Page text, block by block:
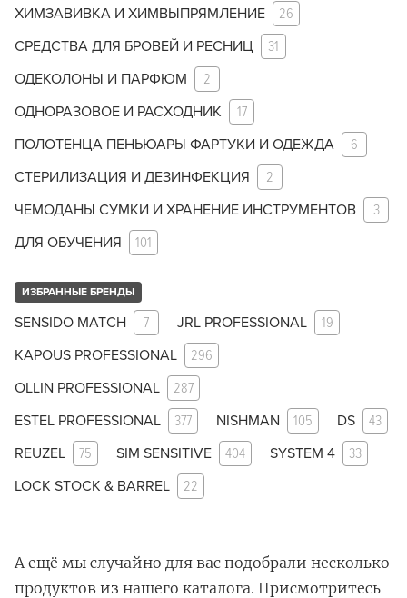
ХИМЗАВИВКА И ХИМВЫПРЯМЛЕНИЕ 26
СРЕДСТВА ДЛЯ БРОВЕЙ И РЕСНИЦ 31
ОДЕКОЛОНЫ И ПАРФЮМ 2
ОДНОРАЗОВОЕ И РАСХОДНИК 17
ПОЛОТЕНЦА ПЕНЬЮАРЫ ФАРТУКИ И ОДЕЖДА 6
СТЕРИЛИЗАЦИЯ И ДЕЗИНФЕКЦИЯ 2
ЧЕМОДАНЫ СУМКИ И ХРАНЕНИЕ ИНСТРУМЕНТОВ 3
ДЛЯ ОБУЧЕНИЯ 101
ИЗБРАННЫЕ БРЕНДЫ
SENSIDO MATCH 7 JRL PROFESSIONAL 19
KAPOUS PROFESSIONAL 296
OLLIN PROFESSIONAL 287
ESTEL PROFESSIONAL 377 NISHMAN 105 DS 43
REUZEL 75 SIM SENSITIVE 404 SYSTEM 4 33
LOCK STOCK & BARREL 22
А ещё мы случайно для вас подобрали несколько
продуктов из нашего каталога. Присмотритесь
Заяц–робот